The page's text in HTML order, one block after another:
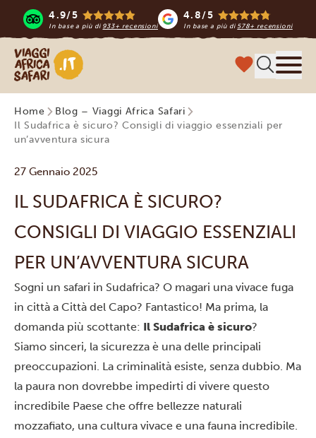
4.9/5
In base a più di 933+ recensioni
4.8/5
In base a più di578+ recensioni
Viaggi Africa Safari
Home
Blog – Viaggi Africa Safari
Il Sudafrica è sicuro? Consigli di viaggio essenziali per
un’avventura sicura
27 Gennaio 2025
IL SUDAFRICA È SICURO?
CONSIGLI DI VIAGGIO ESSENZIALI
PER UN’AVVENTURA SICURA
Sogni un safari in Sudafrica? O magari una vivace fuga
in città a Città del Capo? Fantastico! Ma prima, la
domanda più scottante: Il Sudafrica è sicuro?
Siamo sinceri, la sicurezza è una delle principali
preoccupazioni. La criminalità esiste, senza dubbio. Ma
la paura non dovrebbe impedirti di vivere questo
incredibile Paese che offre bellezze naturali
mozzafiato, una cultura vivace e una fauna incredibile.